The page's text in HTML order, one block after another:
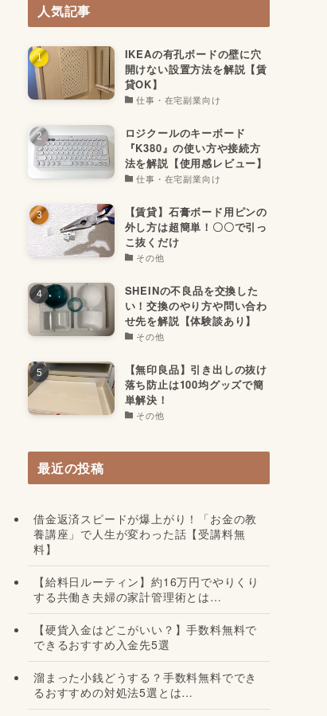
人気記事
IKEAの有孔ボードの壁に穴
開けない設置方法を解説【賃
貸OK】
仕事・在宅副業向け
ロジクールのキーボード
『K380』の使い方や接続方
法を解説【使用感レビュー】
仕事・在宅副業向け
【賃貸】石膏ボード用ピンの
外し方は超簡単！〇〇で引っ
こ抜くだけ
その他
SHEINの不良品を交換した
い！交換のやり方や問い合わ
せ先を解説【体験談あり】
その他
【無印良品】引き出しの抜け
落ち防止は100均グッズで簡
単解決！
その他
最近の投稿
借金返済スピードが爆上がり！「お金の教
養講座」で人生が変わった話【受講料無
料】
【給料日ルーティン】約16万円でやりくり
する共働き夫婦の家計管理術とは…
【硬貨入金はどこがいい？】手数料無料で
できるおすすめ入金先5選
溜まった小銭どうする？手数料無料ででき
るおすすめの対処法5選とは…